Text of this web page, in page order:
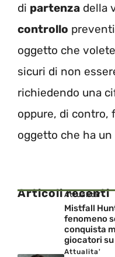
di partenza della
controllo
oggetto che
sicuri di non
richiedendo una
oppure, di contro,
oggetto che ha
Articoli recenti
Attualita'
Mistfall
fenomeno
conquista
giocatori
Attualita'